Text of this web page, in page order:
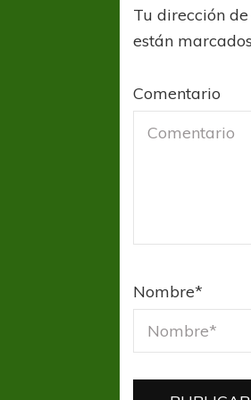
Tu dirección
están
Comentario
Nombre*
Octavos de Final